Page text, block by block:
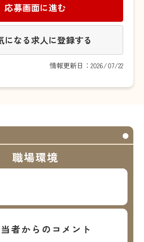
応募画面に進む
になる求人に登録する
情報更新日：2026/07/22
職場環境
者からのコメント